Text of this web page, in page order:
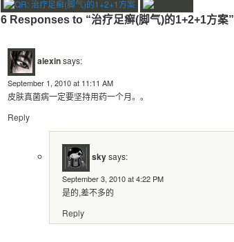
6 Responses to “治疗足癣(脚气)的1+2+1方案”
alexinsays:
September 1, 2010 at 11:11 AM
皮肤真菌病一定要坚持用药一个月。。
Reply
skysays:
September 3, 2010 at 4:22 PM
是的,差不多的
Reply